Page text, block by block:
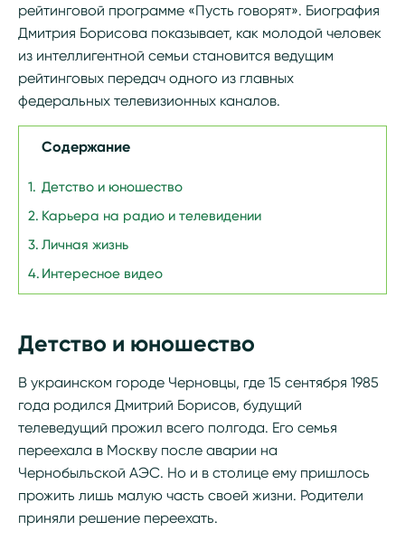
рейтинговой программе «Пусть говорят». Биография
Дмитрия Борисова показывает, как молодой человек
из интеллигентной семьи становится ведущим
рейтинговых передач одного из главных
федеральных телевизионных каналов.
Содержание
Детство и юношество
Карьера на радио и телевидении
Личная жизнь
Интересное видео
Детство и юношество
В украинском городе Черновцы, где 15 сентября 1985
года родился Дмитрий Борисов, будущий
телеведущий прожил всего полгода. Его семья
переехала в Москву после аварии на
Чернобыльской АЭС. Но и в столице ему пришлось
прожить лишь малую часть своей жизни. Родители
приняли решение переехать.